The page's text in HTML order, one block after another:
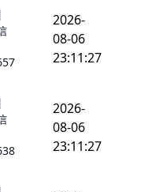
2026-
08-06
23:11:27
2026-
08-06
23:11:27